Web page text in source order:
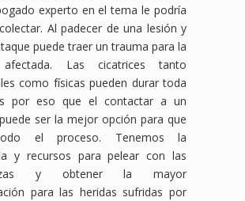
experto en el tema le podría
Al padecer de una lesión y
puede traer un trauma para la
afectada. Las cicatrices tanto
como físicas pueden durar toda
por eso que el contactar a un
ser la mejor opción para que
el proceso. Tenemos la
y recursos para pelear con las
y obtener la mayor
para las heridas sufridas por